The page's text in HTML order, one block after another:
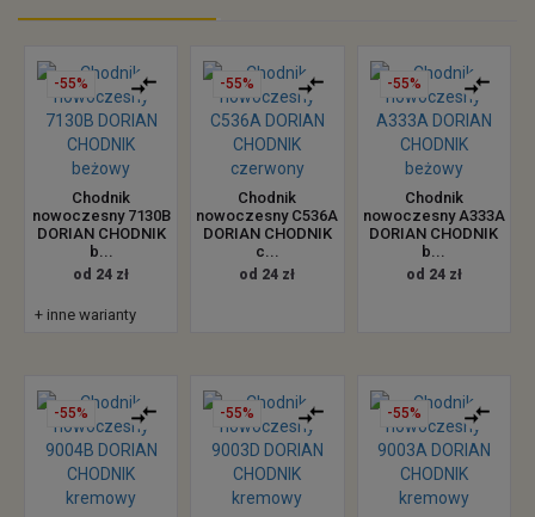
-55%
Chodnik
nowoczesny 7130B
DORIAN CHODNIK
b...
od 24 zł
+ inne warianty
-55%
Chodnik
nowoczesny C536A
DORIAN CHODNIK
c...
od 24 zł
-55%
Chodnik
nowoczesny A333A
DORIAN CHODNIK
b...
od 24 zł
-55% -55% -55%